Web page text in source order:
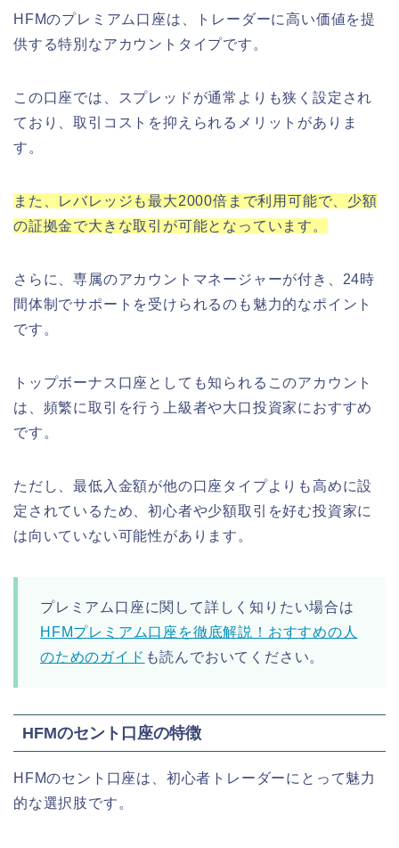
HFMのプレミアム口座は、トレーダーに高い価値を提
供する特別なアカウントタイプです。
この口座では、スプレッドが通常よりも狭く設定され
ており、取引コストを抑えられるメリットがありま
す。
また、レバレッジも最大2000倍まで利用可能で、少額
の証拠金で大きな取引が可能となっています。
さらに、専属のアカウントマネージャーが付き、24時
間体制でサポートを受けられるのも魅力的なポイント
です。
トップボーナス口座としても知られるこのアカウント
は、頻繁に取引を行う上級者や大口投資家におすすめ
です。
ただし、最低入金額が他の口座タイプよりも高めに設
定されているため、初心者や少額取引を好む投資家に
は向いていない可能性があります。
プレミアム口座に関して詳しく知りたい場合は
HFMプレミアム口座を徹底解説！おすすめの人
のためのガイド も読んでおいてください。
HFMのセント口座の特徴
HFMのセント口座は、初心者トレーダーにとって魅力
的な選択肢です。